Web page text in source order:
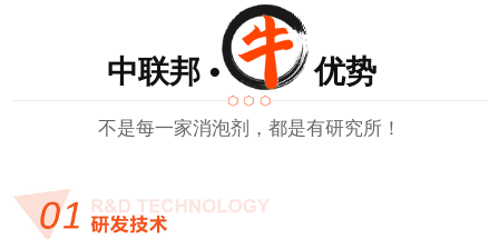
中联邦 • 优势
不是每一家消泡剂，都是有研究所！